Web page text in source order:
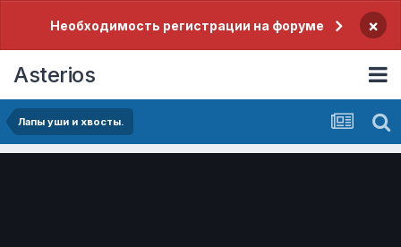
Необходимость регистрации на форуме ×
Asterios
Лапы уши и хвосты.